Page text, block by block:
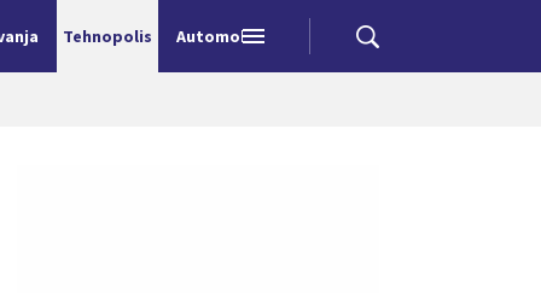
Tehnopolis Automobili